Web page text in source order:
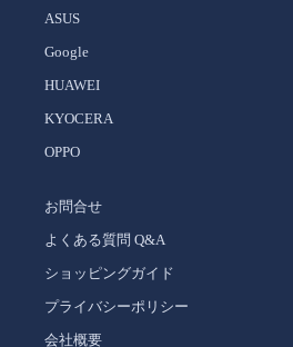
ASUS
Google
HUAWEI
KYOCERA
OPPO
お問合せ
よくある質問 Q&A
ショッピングガイド
プライバシーポリシー
会社概要